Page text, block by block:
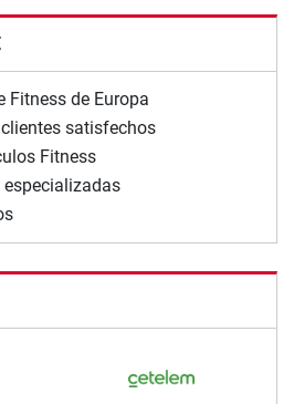
Fitness de Europa
satisfechos
Fitness